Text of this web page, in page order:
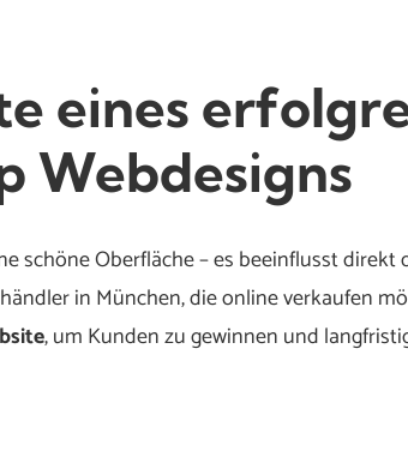
eines
Webdesigns
schöne Oberfläche – es beeinflusst direkt
in München, die online verkaufen
, um Kunden zu gewinnen und